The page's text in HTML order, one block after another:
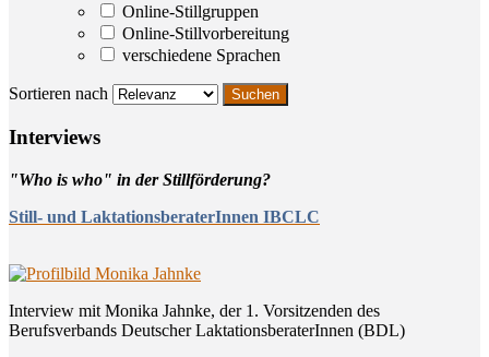
Online-Stillgruppen
Online-Stillvorbereitung
verschiedene Sprachen
Sortieren nach
Inter­views
"Who is who" in der Stillförderung?
Still- und LaktationsberaterInnen IBCLC
Interview mit Monika Jahnke, der 1. Vorsitzenden des
Berufsverbands Deutscher LaktationsberaterInnen (BDL)